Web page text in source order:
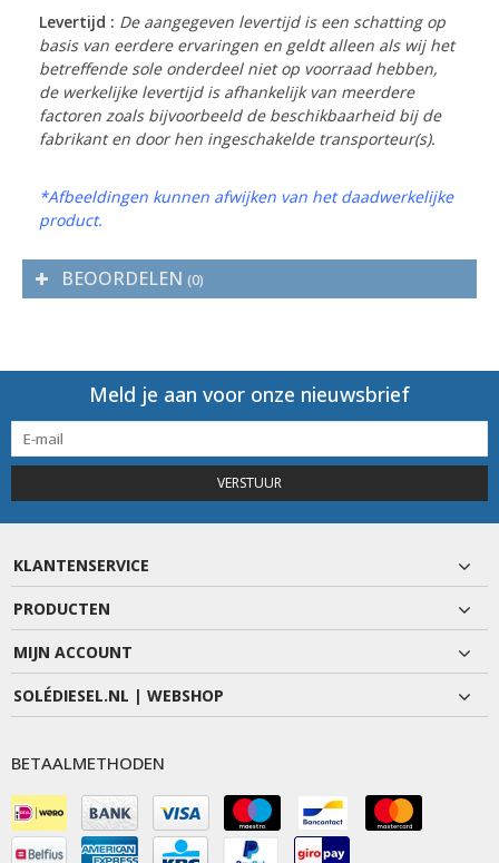
Levertijd : De aangegeven levertijd is een schatting op
basis van eerdere ervaringen en geldt alleen als wij het
betreffende sole onderdeel niet op voorraad hebben,
de werkelijke levertijd is afhankelijk van meerdere
factoren zoals bijvoorbeeld de beschikbaarheid bij de
fabrikant en door hen ingeschakelde transporteur(s).
*Afbeeldingen kunnen afwijken van het daadwerkelijke
product.
BEOORDELEN (0)
Meld je aan voor onze nieuwsbrief
VERSTUUR
KLANTENSERVICE
PRODUCTEN
MIJN ACCOUNT
SOLÉDIESEL.NL | WEBSHOP
BETAALMETHODEN